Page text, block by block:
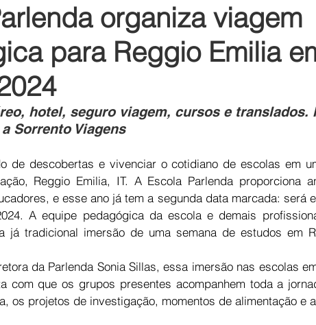
organiza viagem
para Reggio Emilia
hotel, seguro viagem, cursos e translados.
Sorrento Viagens
de descobertas e vivenciar o cotidiano de escolas em
Reggio Emilia, IT. A Escola Parlenda proporciona
e esse ano já tem a segunda data marcada: será
A equipe pedagógica da escola e demais
já tradicional imersão de uma semana de estudos em
da Parlenda Sonia Sillas, essa imersão nas escolas
com que os grupos presentes acompanhem toda a
os projetos de investigação, momentos de alimentação e